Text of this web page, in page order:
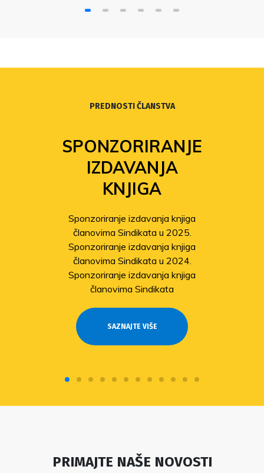
PREDNOSTI ČLANSTVA
SPONZORIRANJE
IZDAVANJA
KNJIGA
Sponzoriranje izdavanja knjiga
članovima Sindikata u 2025.
Sponzoriranje izdavanja knjiga
članovima Sindikata u 2024.
Sponzoriranje izdavanja knjiga
članovima Sindikata
SAZNAJTE VIŠE
PRIMAJTE NAŠE NOVOSTI